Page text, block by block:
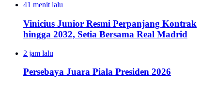
41 menit lalu
Vinicius Junior Resmi Perpanjang Kontrak
hingga 2032, Setia Bersama Real Madrid
2 jam lalu
Persebaya Juara Piala Presiden 2026